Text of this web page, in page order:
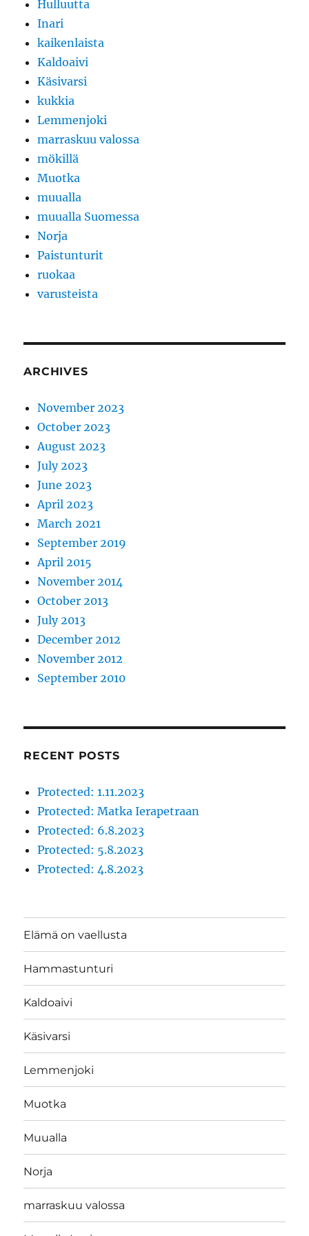
Hulluutta
Inari
kaikenlaista
Kaldoaivi
Käsivarsi
kukkia
Lemmenjoki
marraskuu valossa
mökillä
Muotka
muualla
muualla Suomessa
Norja
Paistunturit
ruokaa
varusteista
ARCHIVES
November 2023
October 2023
August 2023
July 2023
June 2023
April 2023
March 2021
September 2019
April 2015
November 2014
October 2013
July 2013
December 2012
November 2012
September 2010
RECENT POSTS
Protected: 1.11.2023
Protected: Matka Ierapetraan
Protected: 6.8.2023
Protected: 5.8.2023
Protected: 4.8.2023
Elämä on vaellusta
Hammastunturi
Kaldoaivi
Käsivarsi
Lemmenjoki
Muotka
Muualla
Norja
marraskuu valossa